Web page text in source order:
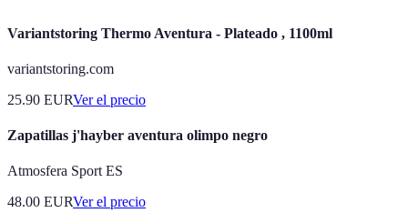
Variantstoring Thermo Aventura - Plateado , 1100ml
variantstoring.com
25.90 EURVer el precio
Zapatillas j'hayber aventura olimpo negro
Atmosfera Sport ES
48.00 EURVer el precio